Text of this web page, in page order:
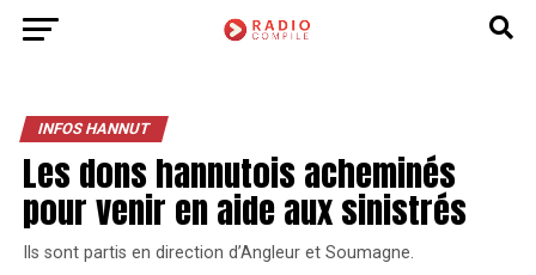
INFOS HANNUT
Les dons hannutois acheminés
pour venir en aide aux sinistrés
Ils sont partis en direction d’Angleur et Soumagne.